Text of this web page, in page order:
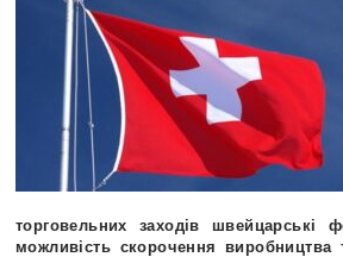
торговельних заходів швейцарські
можливість скорочення